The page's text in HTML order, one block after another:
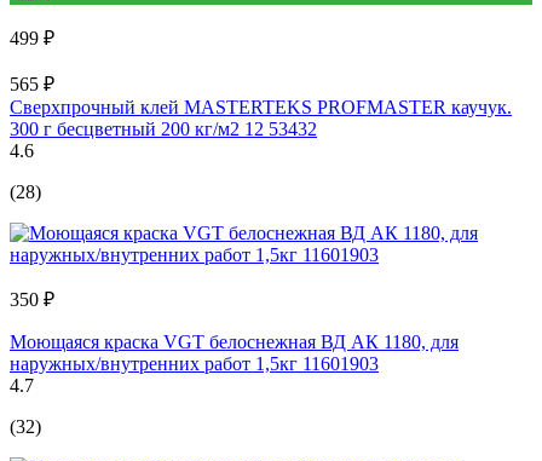
499 ₽
565 ₽
Сверхпрочный клей MASTERTEKS PROFMASTER каучук.
300 г бесцветный 200 кг/м2 12 53432
4.6
(28)
350 ₽
Моющаяся краска VGT белоснежная ВД АК 1180, для
наружных/внутренних работ 1,5кг 11601903
4.7
(32)